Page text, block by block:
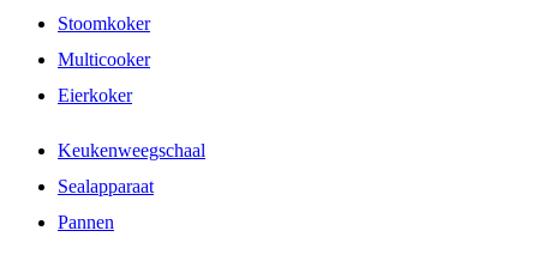
Stoomkoker
Multicooker
Eierkoker
Keukenweegschaal
Sealapparaat
Pannen